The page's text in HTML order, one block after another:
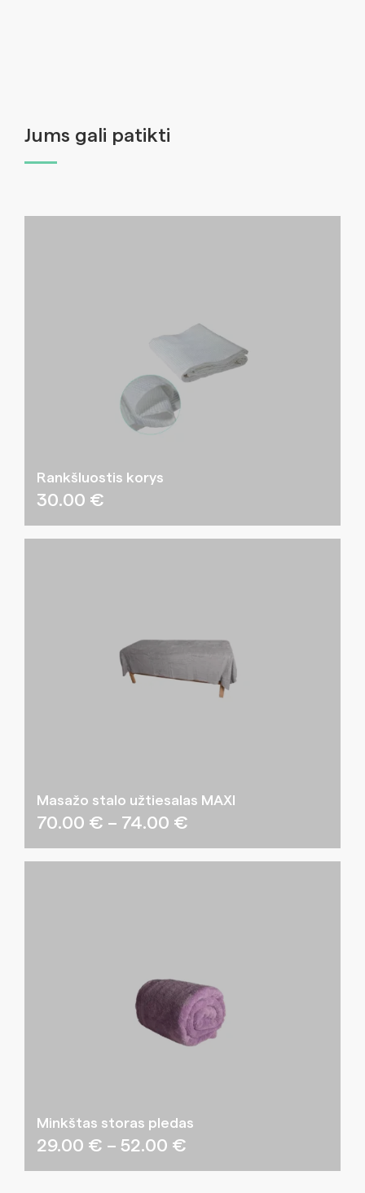
Jums gali patikti
Rankšluostis korys
30.00 €
Masažo stalo užtiesalas MAXI
70.00 € – 74.00 €
70.00 €
Minkštas storas pledas
29.00 € – 52.00 €